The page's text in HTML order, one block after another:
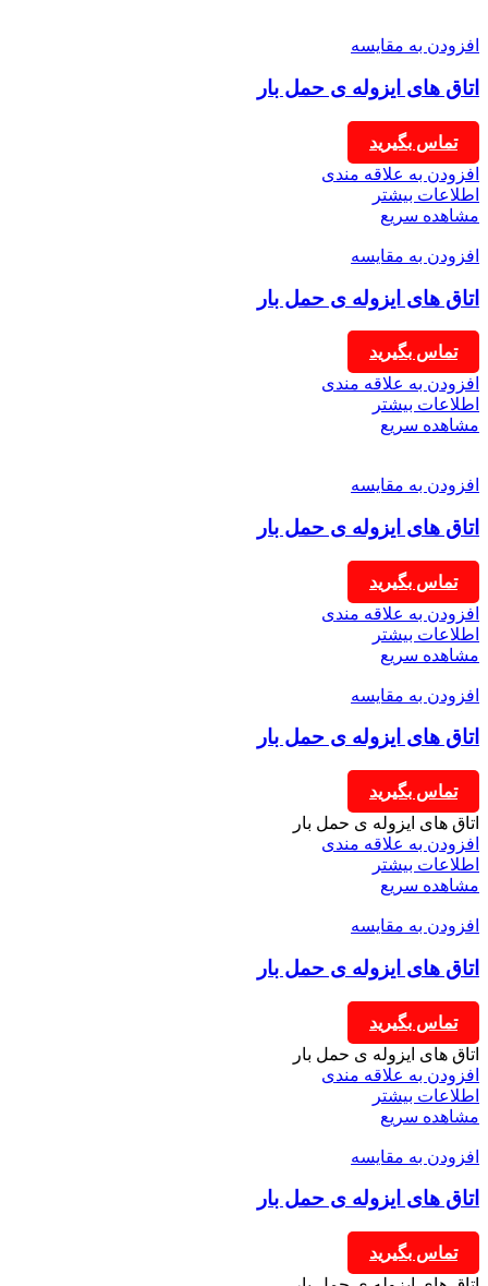
افزودن به مقایسه
اتاق های ایزوله ی حمل بار
تماس بگیرید
افزودن به علاقه مندی
اطلاعات بیشتر
مشاهده سریع
افزودن به مقایسه
اتاق های ایزوله ی حمل بار
تماس بگیرید
افزودن به علاقه مندی
اطلاعات بیشتر
مشاهده سریع
افزودن به مقایسه
اتاق های ایزوله ی حمل بار
تماس بگیرید
افزودن به علاقه مندی
اطلاعات بیشتر
مشاهده سریع
افزودن به مقایسه
اتاق های ایزوله ی حمل بار
تماس بگیرید
اتاق های ایزوله ی حمل بار
افزودن به علاقه مندی
اطلاعات بیشتر
مشاهده سریع
افزودن به مقایسه
اتاق های ایزوله ی حمل بار
تماس بگیرید
اتاق های ایزوله ی حمل بار
افزودن به علاقه مندی
اطلاعات بیشتر
مشاهده سریع
افزودن به مقایسه
اتاق های ایزوله ی حمل بار
تماس بگیرید